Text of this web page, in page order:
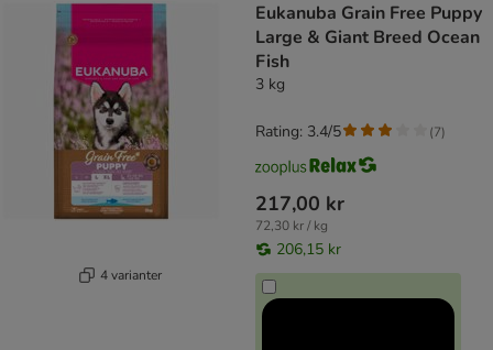
4 varianter
Eukanuba Grain Free Puppy
Large & Giant Breed Ocean
Fish
3 kg
217,00 kr
72,30 kr / kg
206,15 kr
Rating: 3.4/5 (7)